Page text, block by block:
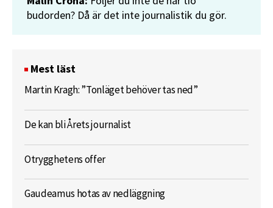
budorden? Då är det inte journalistik du gör.
Mest läst
Martin Kragh: ”Tonläget behöver tas ned”
De kan bli Årets journalist
Otrygghetens offer
Gaudeamus hotas av nedläggning